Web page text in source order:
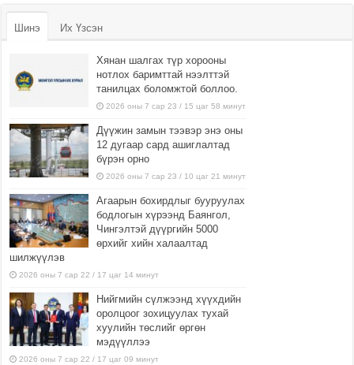
Шинэ Их Үзсэн
Хянан шалгах түр хорооны
нотлох баримттай нээлттэй
танилцах боломжтой боллоо.
2026 оны 7 сар 23 / 15 цаг 58 минут
Дүүжин замын тээвэр энэ оны
12 дугаар сард ашиглалтад
бүрэн орно
2026 оны 7 сар 23 / 10 цаг 21 минут
Агаарын бохирдлыг бууруулах
бодлогын хүрээнд Баянгол,
Чингэлтэй дүүргийн 5000
өрхийг хийн халаалтад
шилжүүлэв
2026 оны 7 сар 22 / 17 цаг 14 минут
Нийгмийн сүлжээнд хүүхдийн
оролцоог зохицуулах тухай
хуулийн төслийг өргөн
мэдүүллээ
2026 оны 7 сар 22 / 17 цаг 09 минут